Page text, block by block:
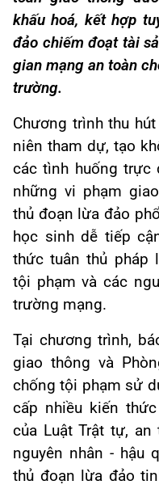
khấu hoá, kết hợp
đảo chiếm đoạt tài
gian mạng an toàn
trường.
Chương trình thu
niên tham dự, tạo
các tình huống trực
những vi phạm
thủ đoạn lừa đảo
học sinh dễ tiếp
thức tuân thủ pháp
tội phạm và các
trường mạng.
Tại chương trình,
giao thông và
chống tội phạm sử
cấp nhiều kiến
của Luật Trật tự,
nguyên nhân - hậu
thủ đoạn lừa đảo